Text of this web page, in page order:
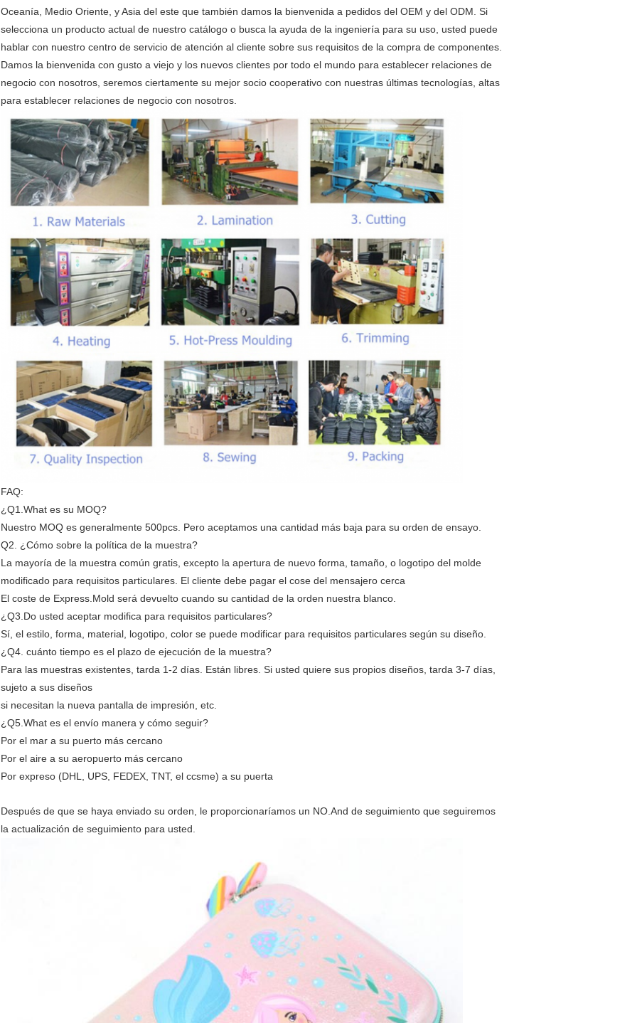
Oceanía, Medio Oriente, y Asia del este que también damos la bienvenida a pedidos del OEM y del ODM. Si
selecciona un producto actual de nuestro catálogo o busca la ayuda de la ingeniería para su uso, usted puede
hablar con nuestro centro de servicio de atención al cliente sobre sus requisitos de la compra de componentes.
Damos la bienvenida con gusto a viejo y los nuevos clientes por todo el mundo para establecer relaciones de
negocio con nosotros, seremos ciertamente su mejor socio cooperativo con nuestras últimas tecnologías, altas
para establecer relaciones de negocio con nosotros.
FAQ:
¿Q1.What es su MOQ?
Nuestro MOQ es generalmente 500pcs. Pero aceptamos una cantidad más baja para su orden de ensayo.
Q2. ¿Cómo sobre la política de la muestra?
La mayoría de la muestra común gratis, excepto la apertura de nuevo forma, tamaño, o logotipo del molde
modificado para requisitos particulares. El cliente debe pagar el cose del mensajero cerca
El coste de Express.Mold será devuelto cuando su cantidad de la orden nuestra blanco.
¿Q3.Do usted aceptar modifica para requisitos particulares?
Sí, el estilo, forma, material, logotipo, color se puede modificar para requisitos particulares según su diseño.
¿Q4. cuánto tiempo es el plazo de ejecución de la muestra?
Para las muestras existentes, tarda 1-2 días. Están libres. Si usted quiere sus propios diseños, tarda 3-7 días,
sujeto a sus diseños
si necesitan la nueva pantalla de impresión, etc.
¿Q5.What es el envío manera y cómo seguir?
Por el mar a su puerto más cercano
Por el aire a su aeropuerto más cercano
Por expreso (DHL, UPS, FEDEX, TNT, el ccsme) a su puerta
Después de que se haya enviado su orden, le proporcionaríamos un NO.And de seguimiento que seguiremos
la actualización de seguimiento para usted.